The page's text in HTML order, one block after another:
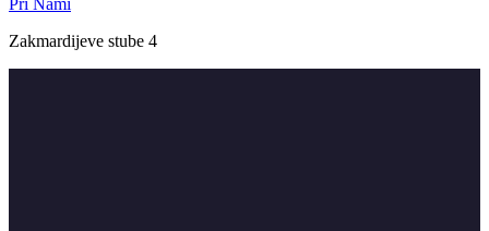
Pri Nami
Zakmardijeve stube 4